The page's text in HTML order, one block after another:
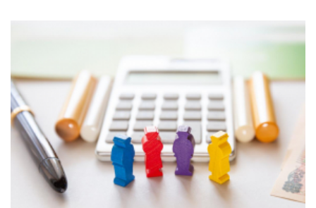
15日、31日發放的國民年金保險喪葬給付，符合資格者最高可領